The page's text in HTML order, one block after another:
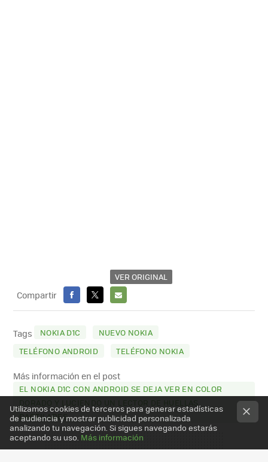
VER ORIGINAL
Compartir
FACEBOOK
X
E-
MAIL
Tags NOKIA D1C
NUEVO NOKIA
TELÉFONO ANDROID
TELÉFONO NOKIA
Más información en el post
EL NOKIA D1C CON ANDROID SE DEJA VER EN COLOR
DACTILARES
Utilizamos cookies de terceros para generar estadísticas
de audiencia y mostrar publicidad personalizada
analizando tu navegación. Si sigues navegando estarás
aceptando su uso. Más información